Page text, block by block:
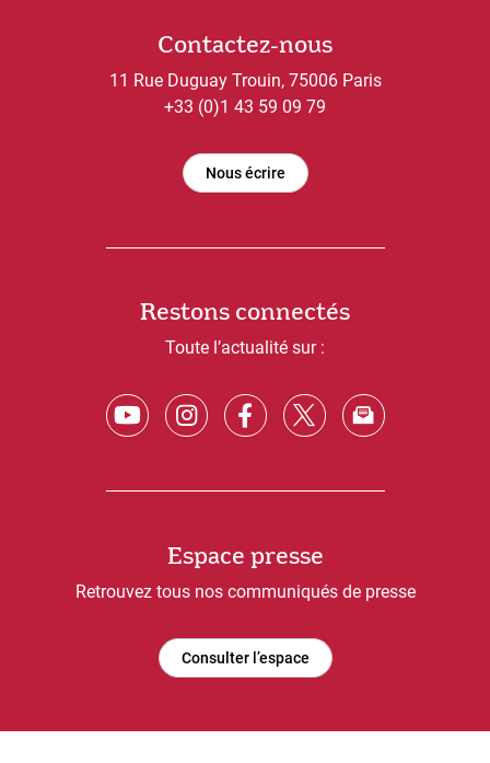
Contactez-nous
11 Rue Duguay Trouin, 75006 Paris
+33 (0)1 43 59 09 79
Nous écrire
Restons connectés
Toute l’actualité sur :
Espace presse
Retrouvez tous nos communiqués de presse
Consulter l’espace